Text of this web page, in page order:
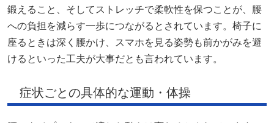
鍛えること、そしてストレッチで柔軟性を保つことが、腰
への負担を減らす一歩につながるとされています。椅子に
座るときは深く腰かけ、スマホを見る姿勢も前かがみを避
けるといった工夫が大事だとも言われています。
症状ごとの具体的な運動・体操